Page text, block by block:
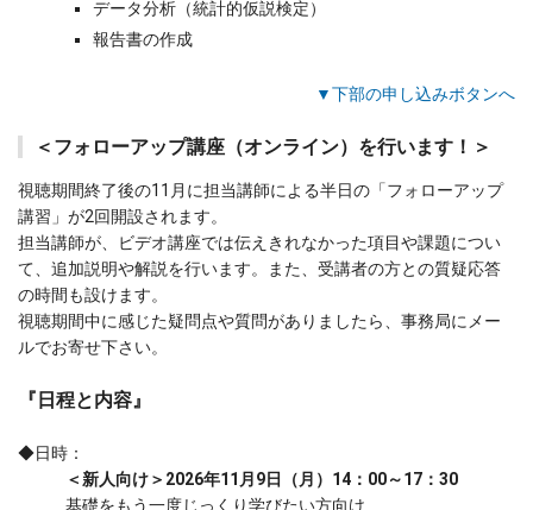
データ分析（統計的仮説検定）
報告書の作成
▼下部の申し込みボタンへ
＜フォローアップ講座（オンライン）を行います！＞
視聴期間終了後の11月に担当講師による半日の「フォローアップ
講習」が2回開設されます。
担当講師が、ビデオ講座では伝えきれなかった項目や課題につい
て、追加説明や解説を行います。また、受講者の方との質疑応答
の時間も設けます。
視聴期間中に感じた疑問点や質問がありましたら、事務局にメー
ルでお寄せ下さい。
『日程と内容』
◆日時：
＜新人向け＞2026年11月9日（月）14：00～17：30
基礎をもう一度じっくり学びたい方向け